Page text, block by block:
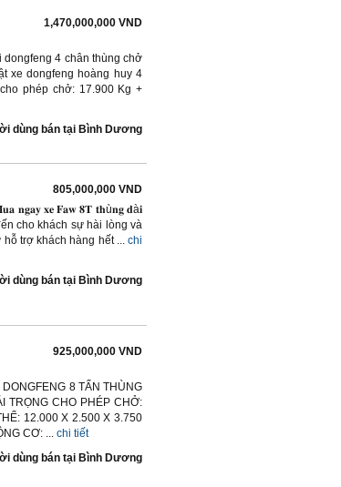
1,470,000,000 VND
dongfeng 4 chân thùng chở
xe dongfeng hoàng huy 4
phép chở: 17.900 Kg +
dùng bán tại Bình Dương
805,000,000 VND
𝐧𝐠𝐚𝐲 𝐱𝐞 𝐅𝐚𝐰 𝟖𝐓 𝐭𝐡ù𝐧𝐠 𝐝à𝐢
cho khách sự hài lòng và
trợ khách hàng hết ... chi
dùng bán tại Bình Dương
925,000,000 VND
8 TẤN THÙNG
TRỌNG CHO PHÉP CHỞ:
12.000 X 2.500 X 3.750
CƠ: ... chi tiết
dùng bán tại Bình Dương